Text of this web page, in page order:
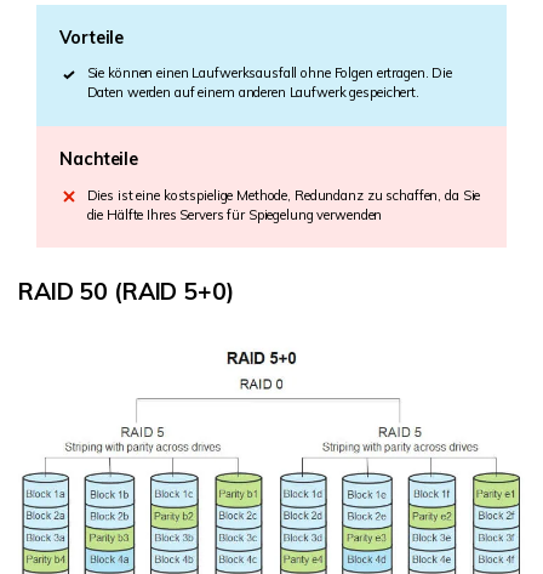
Vorteile
Sie können einen Laufwerksausfall ohne Folgen ertragen. Die
Daten werden auf einem anderen Laufwerk gespeichert.
Nachteile
Dies ist eine kostspielige Methode, Redundanz zu schaffen, da Sie
die Hälfte Ihres Servers für Spiegelung verwenden
RAID 50 (RAID 5+0)